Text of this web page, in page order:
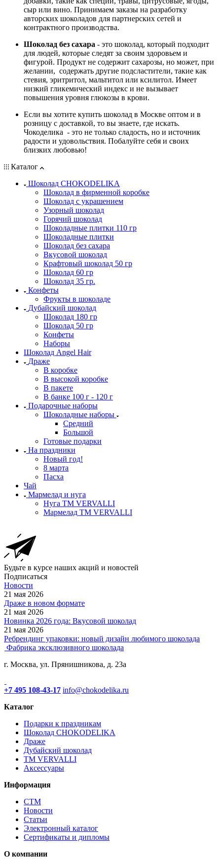
сыр или вино. Принимаем заказы на разработку
авторских шоколадов для партнерских сетей и
контрактного производства.
Шоколад без сахара - это шоколад, который подходит
для людей, которые следят за своим здоровьем и
фигурой. Продукт не содержит сахарозы, но может, при
желании, содержать другие подсластители, такие как
стевия, эритритол, мальтитол или ксилитол. Имеет
низкий гликемический индекс и не вызывает
повышения уровня глюкозы в крови.
Если вы хотите купить шоколад в Москве оптом и в
розницу с доставкой, то вы знаете, где искать.
Чокоделика - это не только сладость, но и источник
радости и удовольствия. Побалуйте себя и своих
близких любовью!
Каталог
Шоколад CHOKODELIKA
Шоколад в фирменной коробке
Шоколад с украшением
Узорный шоколад
Горячий шоколад
Шоколадные плитки 110 гр
Шоколадные плитки
Шоколад без сахара
Вкусовой шоколад
Крафтовый шоколад 50 гр
Шоколад 60 гр
Шоколад 35 гр.
Конфеты
Фрукты в шоколаде
Дубайский шоколад
Шоколад 180 гр
Шоколад 50 гр
Конфеты
Наборы
Шоколад Angel Hair
Драже
В коробке
В высокой коробке
В пакете
В банке 100 г - 120 г
Подарочные наборы
Шоколадные наборы
Средний
Большой
Готовые подарки
На праздники
Новый год!
8 марта
Пасха
Чай
Мармелад и нуга
Нуга ТМ VERVALLI
Мармелад ТМ VERVALLI
Будьте в курсе наших акций и новостей
Подписаться
Новости
21 мая 2026
Драже в новом формате
21 мая 2026
Новинка 2026 года: Вкусовой шоколад
21 мая 2026
Ребрендинг упаковки: новый дизайн любимого шоколада
Фабрика эксклюзивного шоколада
г. Москва, ул. Прянишникова, д. 23а
+7 495 108-43-17 info@chokodelika.ru
Каталог
Подарки к праздникам
Шоколад CHOKODELIKA
Драже
Дубайский шоколад
ТМ VERVALLI
Аксессуары
Информация
СТМ
Новости
Статьи
Электронный каталог
Сертификаты и дипломы
О компании